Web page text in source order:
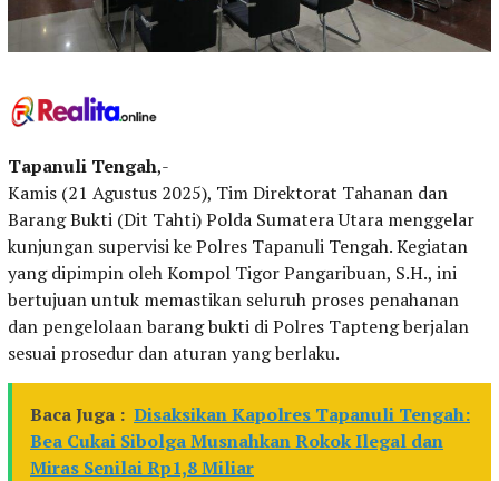
Tapanuli Tengah,-
Kamis (21 Agustus 2025), Tim Direktorat Tahanan dan
Barang Bukti (Dit Tahti) Polda Sumatera Utara menggelar
kunjungan supervisi ke Polres Tapanuli Tengah. Kegiatan
yang dipimpin oleh Kompol Tigor Pangaribuan, S.H., ini
bertujuan untuk memastikan seluruh proses penahanan
dan pengelolaan barang bukti di Polres Tapteng berjalan
sesuai prosedur dan aturan yang berlaku.
Baca Juga : Disaksikan Kapolres Tapanuli Tengah:
Bea Cukai Sibolga Musnahkan Rokok Ilegal dan
Miras Senilai Rp1,8 Miliar